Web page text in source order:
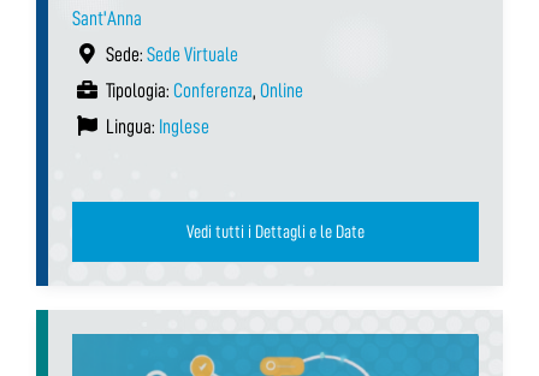
Sant'Anna
Sede: Sede Virtuale
Tipologia: Conferenza, Online
Lingua: Inglese
Vedi tutti i Dettagli e le Date